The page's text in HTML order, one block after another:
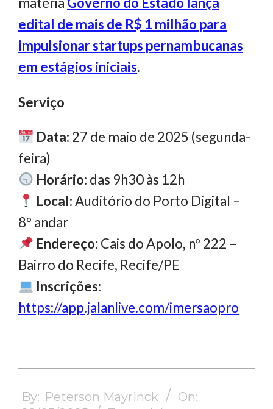
edital de mais de R$ 1 milhão para
impulsionar startups pernambucanas
em estágios iniciais.
Serviço
Data: 27 de maio de 2025 (segunda-
feira)
Horário: das 9h30 às 12h
Local:Auditório do Porto Digital –
8º andar
Endereço: Cais do Apolo, nº 222 –
Bairro do Recife, Recife/PE
Inscrições:
https://app.jalanlive.com/imersaopro
05-
By: Peterson Mayrinck
On: